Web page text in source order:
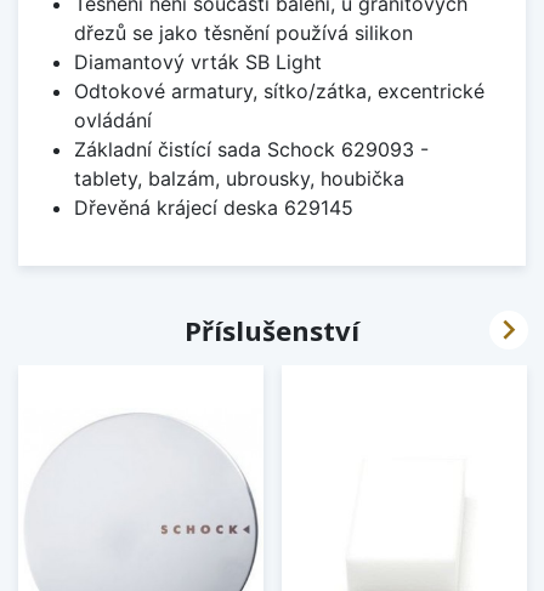
dřezů se jako těsnění používá silikon
Diamantový vrták SB Light
Odtokové armatury, sítko/zátka, excentrické
ovládání
Základní čistící sada Schock 629093 -
tablety, balzám, ubrousky, houbička
Dřevěná krájecí deska 629145
Příslušenství 